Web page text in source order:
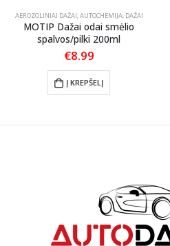
AEROZOLINIAI DAŽAI,AUTOCHEMIJA, DAŽAI
MOTIP Dažai odai smėlio
spalvos/pilki 200ml
€8.99
Į KREPŠELĮ